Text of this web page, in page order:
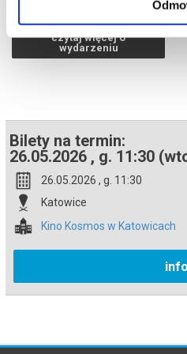
Bezpieczne zakupy w Bilety24. W
potwierdzony komunikatem
podczas zakupu.
czytaj więcej o
wydarzeniu
Bilety na termin:
26.05.2026 , g. 11:30
26.05.2026 , g. 11:30
Katowice
Kino Kosmos w Katowicach
info